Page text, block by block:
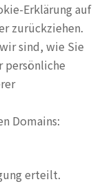
Erklärung auf
zurückziehen.
sind, wie Sie
persönliche
Domains:
erteilt.